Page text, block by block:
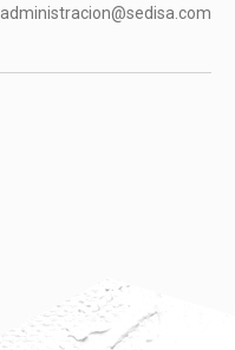
administracion@sedisa.com